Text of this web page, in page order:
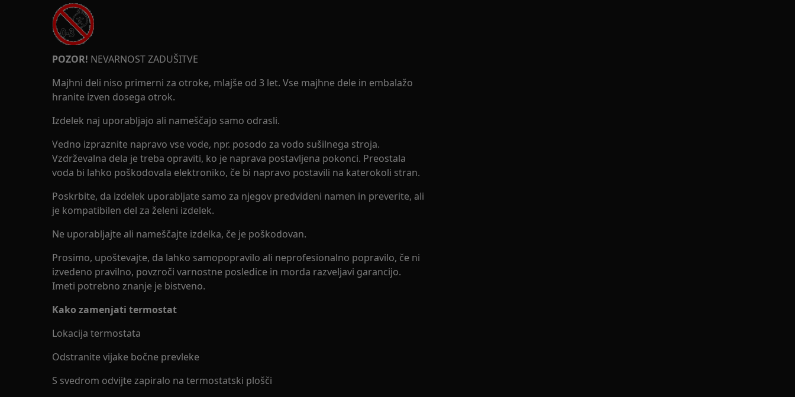
POZOR! NEVARNOST ZADUŠITVE
Majhni deli niso primerni za otroke, mlajše od 3 let. Vse majhne dele in embalažo
hranite izven dosega otrok.
Izdelek naj uporabljajo ali nameščajo samo odrasli.
Vedno izpraznite napravo vse vode, npr. posodo za vodo sušilnega stroja.
Vzdrževalna dela je treba opraviti, ko je naprava postavljena pokonci. Preostala
voda bi lahko poškodovala elektroniko, če bi napravo postavili na katerokoli stran.
Poskrbite, da izdelek uporabljate samo za njegov predvideni namen in preverite, ali
je kompatibilen del za želeni izdelek.
Ne uporabljajte ali nameščajte izdelka, če je poškodovan.
Prosimo, upoštevajte, da lahko samopopravilo ali neprofesionalno popravilo, če ni
izvedeno pravilno, povzroči varnostne posledice in morda razveljavi garancijo.
Imeti potrebno znanje je bistveno.
Kako zamenjati termostat
Lokacija termostata
Odstranite vijake bočne prevleke
S svedrom odvijte zapiralo na termostatski plošči